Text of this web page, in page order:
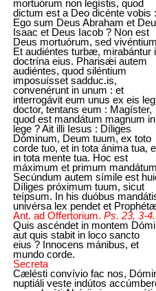
mortuórum non legístis, quod
dictum est a Deo dicénte vobis :
Ego sum Deus Abraham et
Isaac et Deus Iacob ? Non est
Deus mortuórum, sed
Et audiéntes turbæ, mirabántur
doctrína eius. Pharisǽi autem
audiéntes, quod siléntium
imposuísset sadduc.is,
convenérunt in unum : et
interrogávit eum unus ex eis
doctor, tentans eum : Magíster,
quod est mandátum magnum in
lege ? Ait illi Iesus : Díliges
Dóminum, Deum tuum, ex toto
corde tuo, et in tota ánima tua,
in tota mente tua. Hoc est
máximum et primum
Secúndum autem símile est
Díliges próximum tuum, sicut
teípsum. In his duóbus
univérsa lex pendet et
Ant. ad Offertorium. Ps. 23, 3-4.
Quis ascéndet in montem
aut quis stabit in loco sancto
eius ? Innocens mánibus, et
mundo corde.
Secreta
Cælésti convívio fac nos,
nuptiáli veste indútos